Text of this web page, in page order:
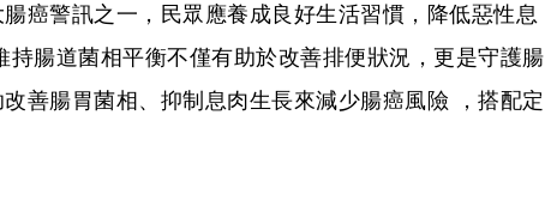
癌警訊之一，民眾應養成良好生活習慣，降低惡性息
腸道菌相平衡不僅有助於改善排便狀況，更是守護腸
善腸胃菌相、抑制息肉生長來減少腸癌風險 ，搭配定